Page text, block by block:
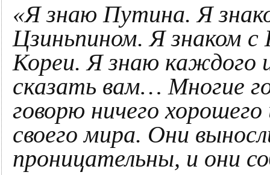
«Я знаю Путина. Я
Цзиньпином. Я знаком
Кореи. Я знаю каждого
сказать вам… Многие
говорю ничего
своего мира. Они
проницательны, и они